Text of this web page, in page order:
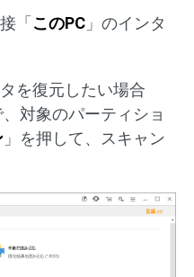
「 このPC 」のインタ
を復元したい場合
対象のパーティショ
」を押して、スキャン